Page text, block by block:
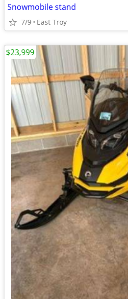
Snowmobile stand
7/9 East Troy
$23,999